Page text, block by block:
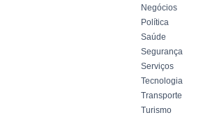
Negócios
Política
Saúde
Segurança
Serviços
Tecnologia
Transporte
Turismo